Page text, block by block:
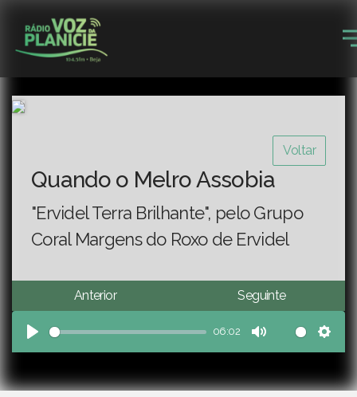
Voltar
Quando o Melro Assobia
"Ervidel Terra Brilhante", pelo Grupo
Coral Margens do Roxo de Ervidel
Anterior Seguinte
Play
06:02
Mute